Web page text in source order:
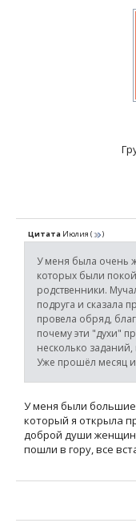
Цитата Июлия ( )
У меня была очень
которых были
родственники.
подруга и сказала
провела обряд,
почему эти "духи"
несколько
Уже прошёл месяц
У меня были
который я открыла
доброй души
пошли в гору, все